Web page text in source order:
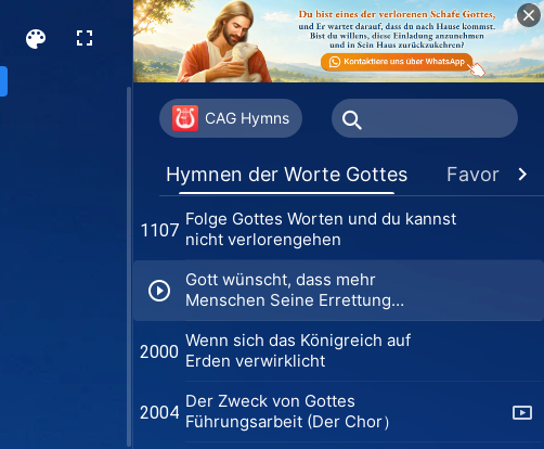
CAG Hymns
Hymnen der Worte Gottes Favoriten
gehorchen
916
Dies ist das Abbild einer echten
Person
936
Die gesamte Menschheit sollte
Gott anbeten
963 ist edel
1107
Folge Gottes Worten und du kannst
nicht verlorengehen
Gott wünscht, dass mehr
Menschen Seine Errettung
erlangen
2000
Wenn sich das Königreich auf
Erden verwirklicht
2004
Der Zweck von Gottes
Führungsarbeit (Der Chor）